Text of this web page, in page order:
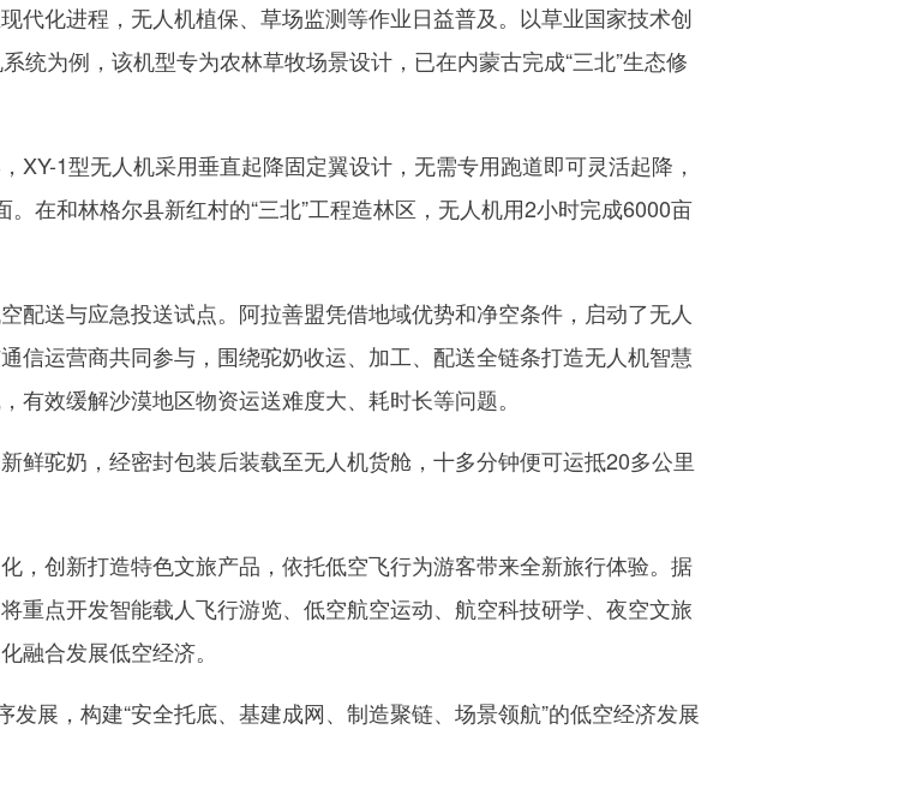
化进程，无人机植保、草场监测等作业日益普及。以草业国家技术创
统为例，该机型专为农林草牧场景设计，已在内蒙古完成“三北”生态修
1型无人机采用垂直起降固定翼设计，无需专用跑道即可灵活起降，
在和林格尔县新红村的“三北”工程造林区，无人机用2小时完成6000亩
送与应急投送试点。阿拉善盟凭借地域优势和净空条件，启动了无人
信运营商共同参与，围绕驼奶收运、加工、配送全链条打造无人机智慧
效缓解沙漠地区物资运送难度大、耗时长等问题。
驼奶，经密封包装后装载至无人机货舱，十多分钟便可运抵20多公里
创新打造特色文旅产品，依托低空飞行为游客带来全新旅行体验。据
重点开发智能载人飞行游览、低空航空运动、航空科技研学、夜空文旅
融合发展低空经济。
展，构建“安全托底、基建成网、制造聚链、场景领航”的低空经济发展